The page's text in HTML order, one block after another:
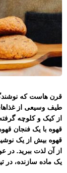
قرن هاست که
طیف وسیعی از
از کیک و کلوچه
قهوه با یک فنجان
قهوه بیش از یک
از آن لذت ببرید. در
یک ماده سازنده، در